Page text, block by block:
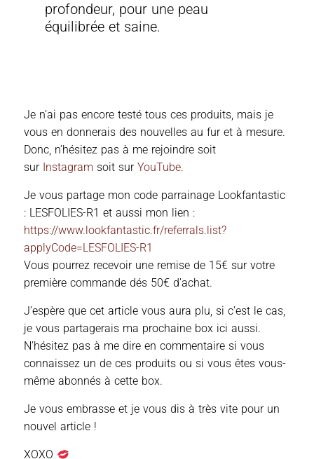
profondeur, pour une peau
équilibrée et saine.
Je n’ai pas encore testé tous ces produits, mais je
vous en donnerais des nouvelles au fur et à mesure.
Donc, n’hésitez pas à me rejoindre soit
sur Instagram soit sur YouTube.
Je vous partage mon code parrainage Lookfantastic
: LESFOLIES-R1 et aussi mon lien :
https://www.lookfantastic.fr/referrals.list?
applyCode=LESFOLIES-R1
Vous pourrez recevoir une remise de 15€ sur votre
première commande dés 50€ d’achat.
J’espère que cet article vous aura plu, si c’est le cas,
je vous partagerais ma prochaine box ici aussi.
N’hésitez pas à me dire en commentaire si vous
connaissez un de ces produits ou si vous êtes vous-
même abonnés à cette box.
Je vous embrasse et je vous dis à très vite pour un
nouvel article !
XOXO